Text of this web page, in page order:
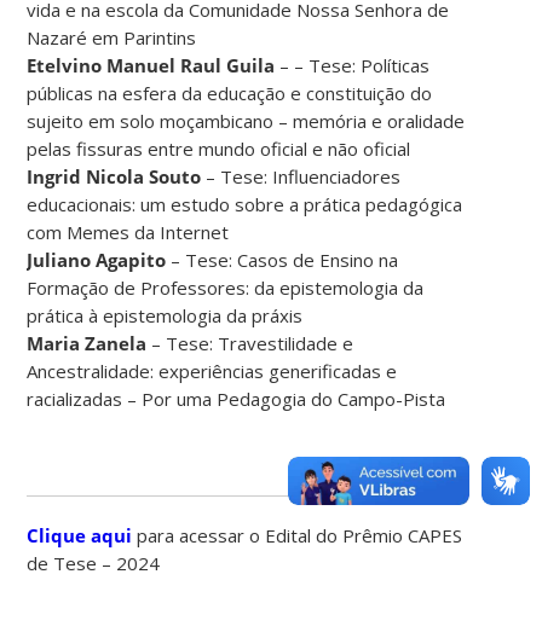
vida e na escola da Comunidade Nossa Senhora de
Nazaré em Parintins
Etelvino Manuel Raul Guila – – Tese: Políticas
públicas na esfera da educação e constituição do
sujeito em solo moçambicano – memória e oralidade
pelas fissuras entre mundo oficial e não oficial
Ingrid Nicola Souto – Tese: Influenciadores
educacionais: um estudo sobre a prática pedagógica
com Memes da Internet
Juliano Agapito – Tese: Casos de Ensino na
Formação de Professores: da epistemologia da
prática à epistemologia da práxis
Maria Zanela – Tese: Travestilidade e
Ancestralidade: experiências generificadas e
racializadas – Por uma Pedagogia do Campo-Pista
Clique aquipara acessar o Edital do Prêmio CAPES
de Tese – 2024